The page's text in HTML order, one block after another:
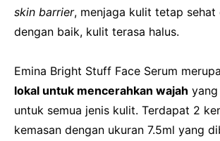
skin barrier, menjaga kulit tetap sehat
dengan baik, kulit terasa halus.
Emina Bright Stuff Face Serum
lokal untuk mencerahkan wajah
untuk semua jenis kulit. Terdapat 2
kemasan dengan ukuran 7.5ml yang